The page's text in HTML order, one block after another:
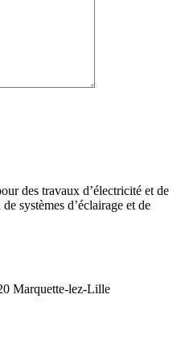
des travaux d’électricité et de
systèmes d’éclairage et de
Marquette-lez-Lille